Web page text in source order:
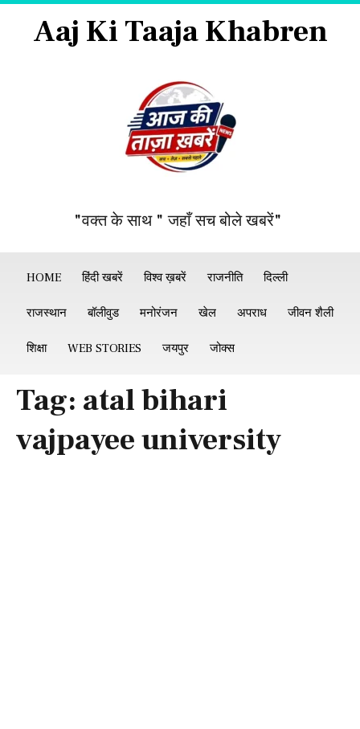
Aaj Ki Taaja Khabren
"वक्त के साथ " जहाँ सच बोले खबरें"
HOME हिंदी खबरें विश्व ख़बरें राजनीति दिल्ली
राजस्थान बॉलीवुड मनोरंजन खेल अपराध जीवन शैली
शिक्षा WEB STORIES जयपुर जोक्स
Tag: atal bihari
vajpayee university